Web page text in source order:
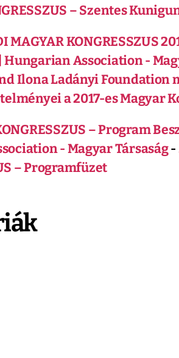
– Szentes
MAGYAR KONGRESSZUS
Association -
Ilona Ladányi Foundation
a 2017-es Magyar
– Program
- Magyar Társaság-
– Programfüzet